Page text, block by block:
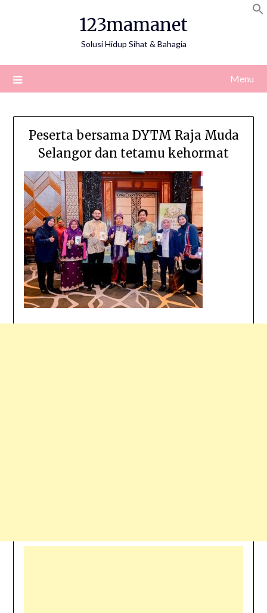
123mamanet
Solusi Hidup Sihat & Bahagia
Menu
Peserta bersama DYTM Raja Muda
Selangor dan tetamu kehormat